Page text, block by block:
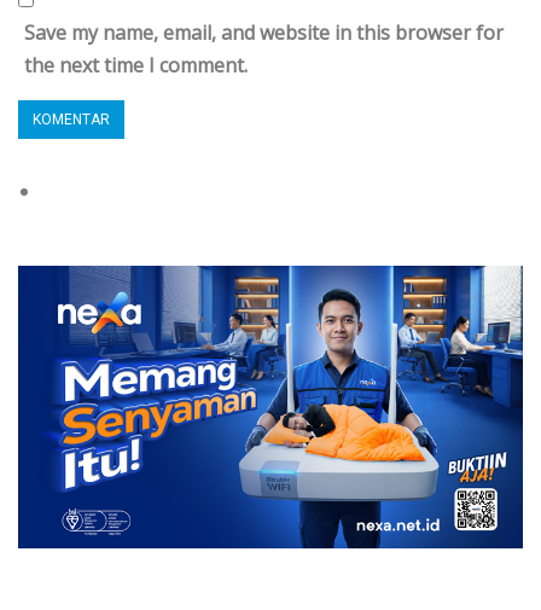
Save my name, email, and website in this browser for
the next time I comment.